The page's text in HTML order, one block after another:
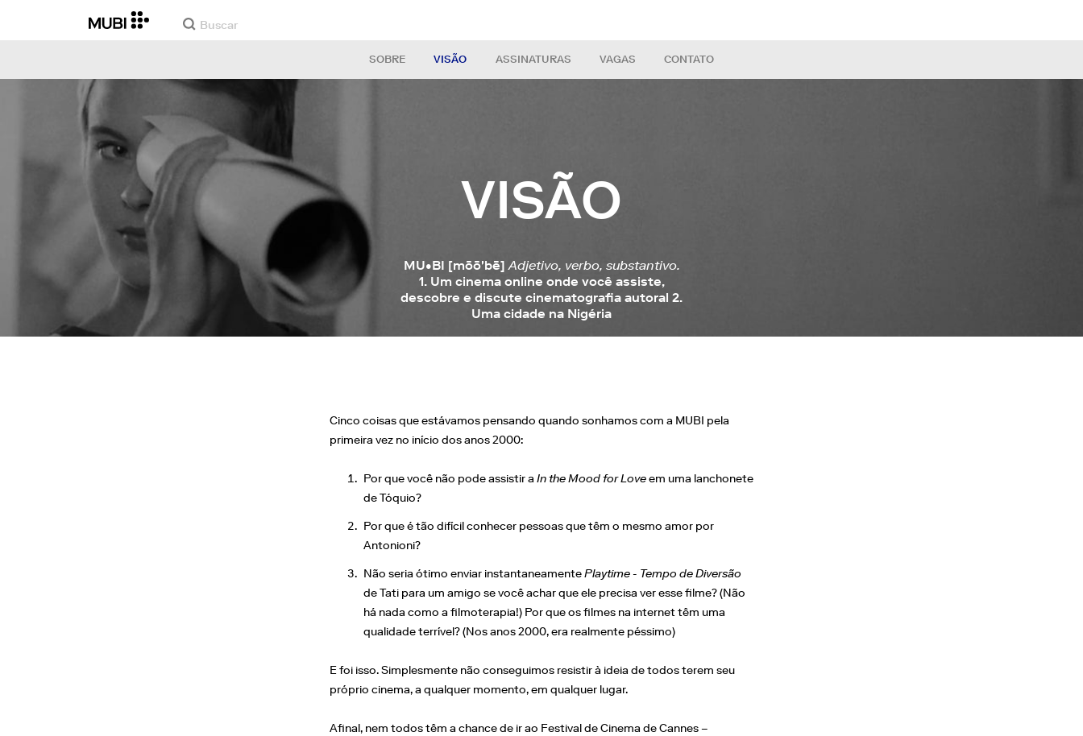
SOBRE VISÃO ASSINATURAS VAGAS CONTATO
VISÃO
MU•BI [mōō'bē] Adjetivo, verbo, substantivo.
1. Um cinema online onde você assiste,
descobre e discute cinematografia autoral 2.
Uma cidade na Nigéria
Cinco coisas que estávamos pensando quando sonhamos com a MUBI pela
primeira vez no início dos anos 2000:
Por que você não pode assistir a In the Mood for Loveem uma lanchonete
de Tóquio?
Por que é tão difícil conhecer pessoas que têm o mesmo amor por
Antonioni?
Não seria ótimo enviar instantaneamentePlaytime - Tempo de Diversão
de Tati para um amigo se você achar que ele precisa ver esse filme? (Não
há nada como a filmoterapia!) Por que os filmes na internet têm uma
qualidade terrível? (Nos anos 2000, era realmente péssimo)
E foi isso. Simplesmente não conseguimos resistir à ideia de todos terem seu
próprio cinema, a qualquer momento, em qualquer lugar.
Afinal, nem todos têm a chance de ir ao Festival de Cinema de Cannes –